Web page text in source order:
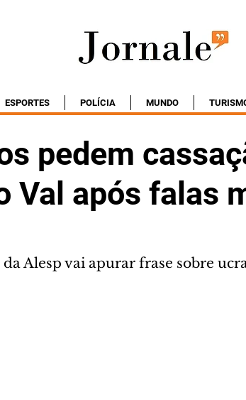
ESPORTES POLÍCIA MUNDO
pedem
Val após falas
Alesp vai apurar frase sobre